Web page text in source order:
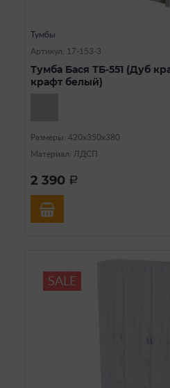
Тумбы
Артикул: 17-153-3
Тумба Бася ТБ-551 (Дуб
крафт белый)
Размеры: 420х350х380
Материал: ЛДСП
2 390 a
SALE